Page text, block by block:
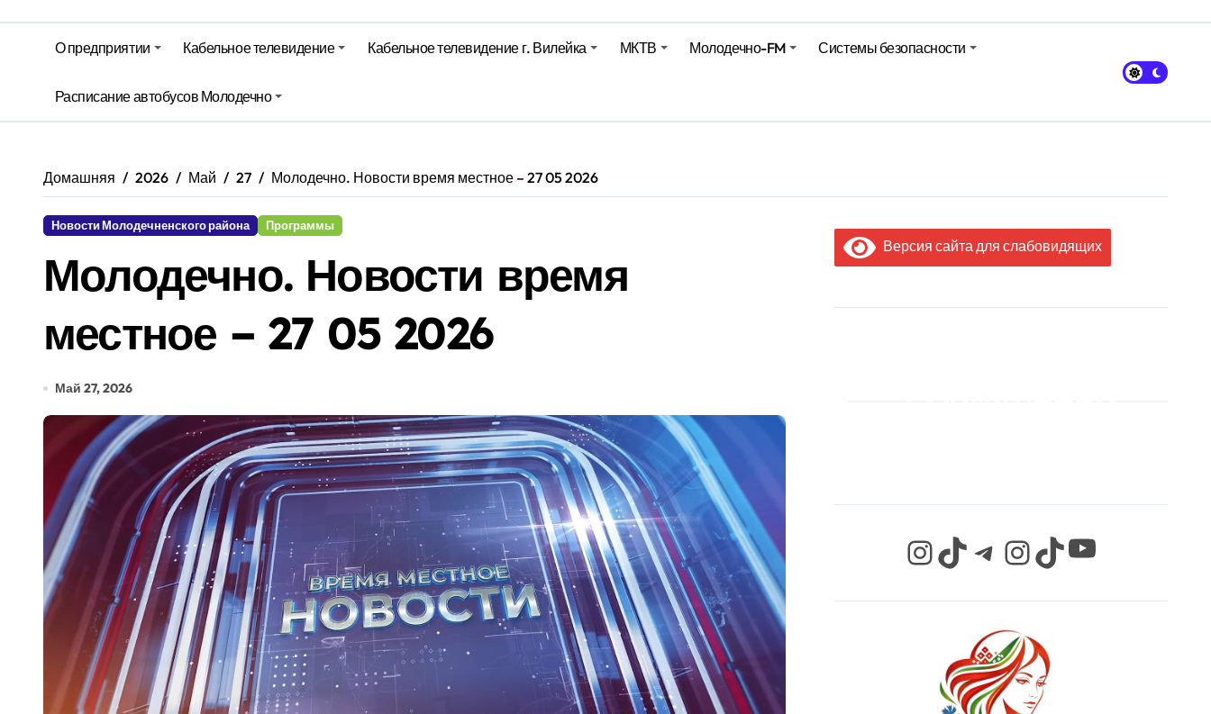
Беларусь закупает российские сухарики на миллионы долларов – смотрим сумму
О предприятии Кабельное телевидение Кабельное телевидение г. Вилейка МКТВ Молодечно-FM Системы безопасности
Расписание автобусов Молодечно
Домашняя 2026 Май 27 Молодечно. Новости время местное – 27 05 2026
Новости Молодечненского района Программы
Молодечно. Новости время
местное – 27 05 2026
Май 27, 2026
Версия сайта для слабовидящих
InstagramTikTok Telegram InstagramTikTok YouTube